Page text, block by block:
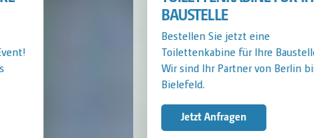
Toilettenkabine für Ihre Baustelle!
Wir sind Ihr Partner von Berlin bis